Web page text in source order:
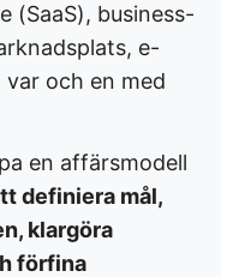
(SaaS), business-
e-
och en med
en affärsmodell
definiera mål,
klargöra
förfina